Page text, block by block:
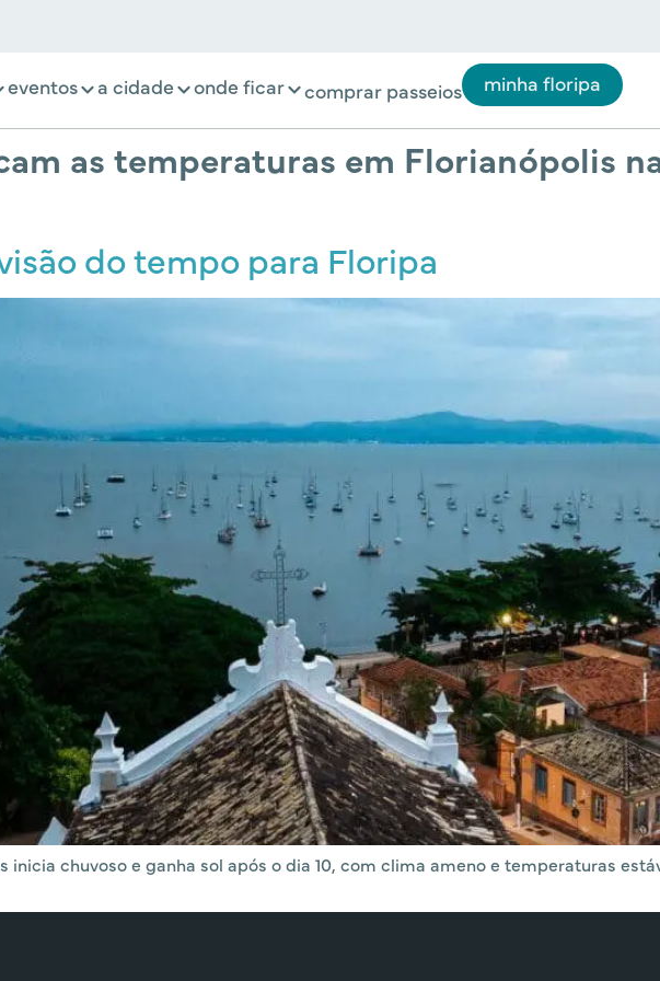
eventos a cidade onde ficar comprar passeios minha floripa
as temperaturas em Florianópolis
do tempo para Floripa
inicia chuvoso e ganha sol após o dia 10, com clima ameno e temperaturas